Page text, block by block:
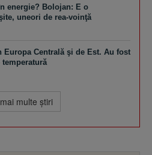
energie? Bolojan: E o
uneori de rea-voinţă
Europa Centrală şi de Est. Au fost
multe ştiri